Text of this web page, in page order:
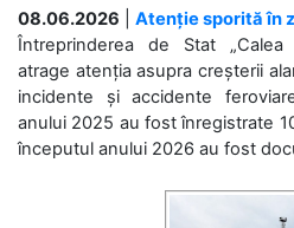
08.06.2026
Atenție sporită în
Întreprinderea de Stat „Calea
atrage atenția asupra creșterii
incidente și accidente
anului 2025 au fost înregistrate
începutul anului 2026 au fost